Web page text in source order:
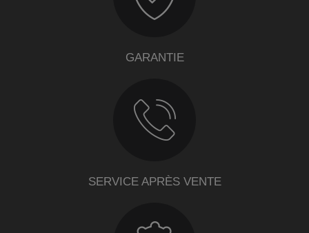
GARANTIE
SERVICE APRÈS VENTE